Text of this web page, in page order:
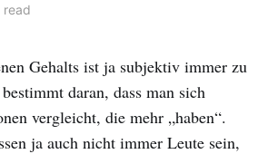
read
Gehalts ist ja subjektiv immer zu
daran, dass man sich
vergleicht, die mehr „haben“.
ja auch nicht immer Leute sein,